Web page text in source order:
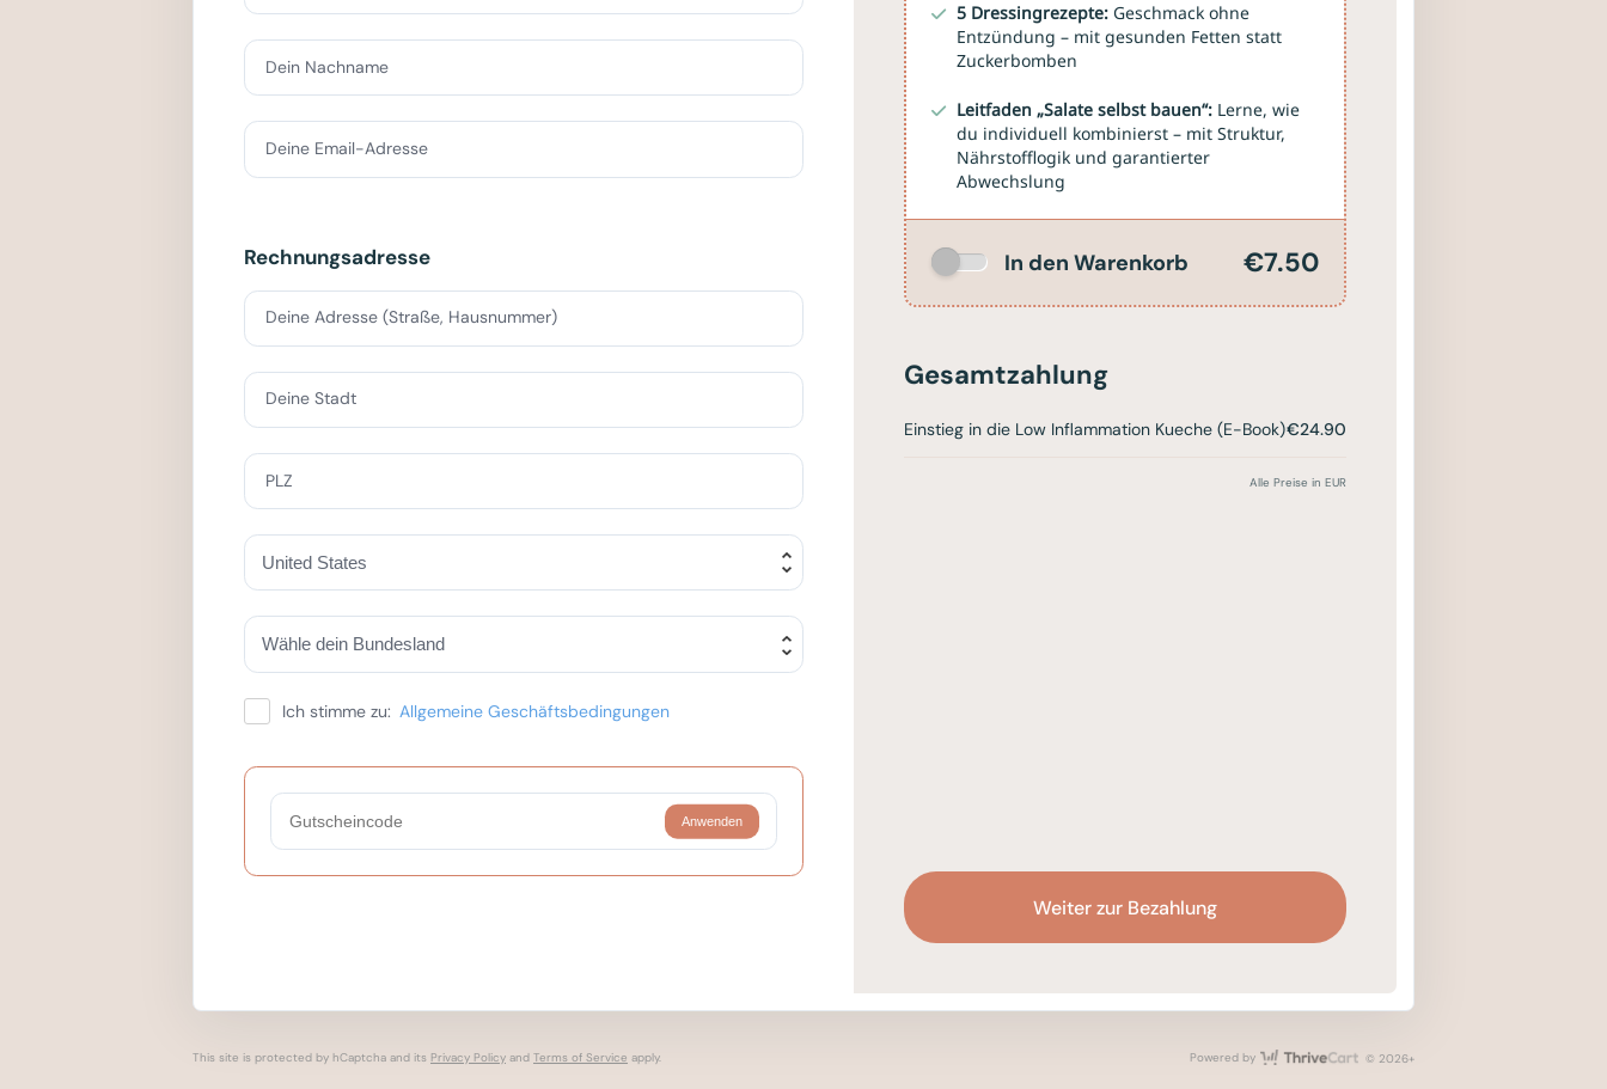
Dein Nachname
Deine Email-Adresse
Rechnungsadresse
Deine Adresse (Straße, Hausnummer)
Deine Stadt
PLZ
Ich stimme zu: Allgemeine Geschäftsbedingungen
Anwenden
5 Dressingrezepte: Geschmack ohne
Entzündung – mit gesunden Fetten statt
Zuckerbomben
Leitfaden „Salate selbst bauen“: Lerne, wie
du individuell kombinierst – mit Struktur,
Nährstofflogik und garantierter
Abwechslung
In den Warenkorb €7.50
Gesamtzahlung
Einstieg in die Low Inflammation Kueche (E-Book)€24.90
Alle Preise in EUR
Weiter zur Bezahlung
This site is protected by hCaptcha and its Privacy Policy and Terms of Service apply. Powered by ThriveCart
© 2026+